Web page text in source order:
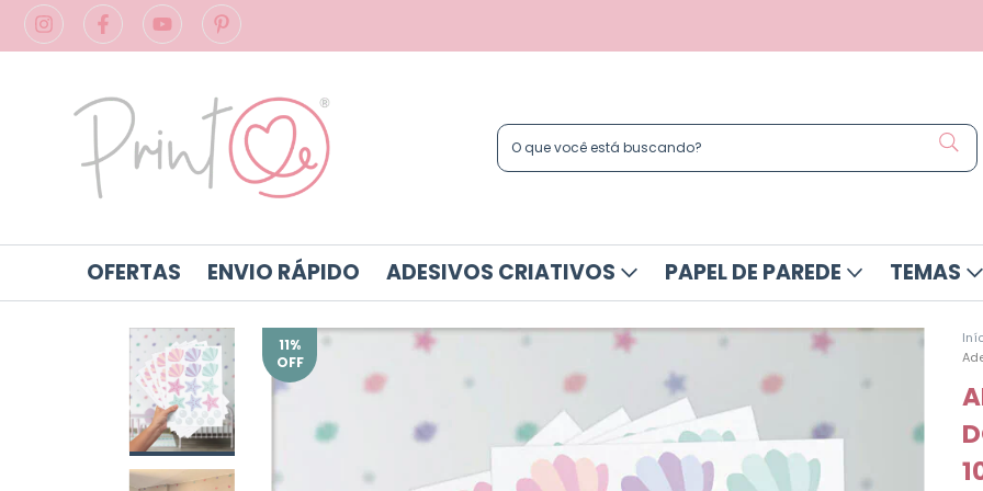
OFERTAS ENVIO RÁPIDO ADESIVOS CRIATIVOS PAPEL DE PAREDE TEMAS
11%
OFF